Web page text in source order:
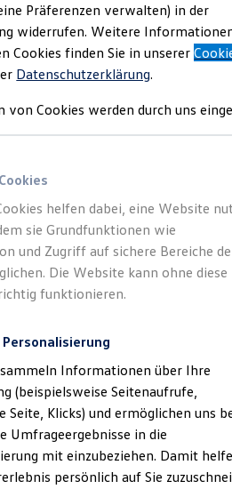
und Gebrauchtwagen
Leasing
Leasing
Leasing
Leasing
Anzahlung
mit Schlussrate
und Garantien
Class bei Volkswagen
Gebr.
Präferenzen verwalten) in der
widerrufen. Weitere
Cookies finden Sie in unserer
Datenschutzerklärung.
von Cookies werden durch uns
helfen dabei, eine Website
sie Grundfunktionen wie
und Zugriff auf sichere Bereiche
Die Website kann ohne diese
funktionieren.
sammeln Informationen über Ihre
(beispielsweise Seitenaufrufe,
Seite, Klicks) und ermöglichen uns
Umfrageergebnisse in die
mit einzubeziehen. Damit
persönlich auf Sie